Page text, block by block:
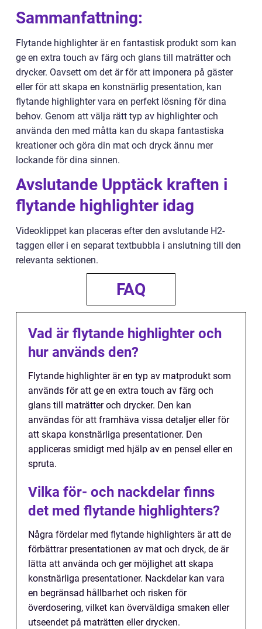
Sammanfattning:
Flytande highlighter är en fantastisk produkt som kan
ge en extra touch av färg och glans till maträtter och
drycker. Oavsett om det är för att imponera på gäster
eller för att skapa en konstnärlig presentation, kan
flytande highlighter vara en perfekt lösning för dina
behov. Genom att välja rätt typ av highlighter och
använda den med måtta kan du skapa fantastiska
kreationer och göra din mat och dryck ännu mer
lockande för dina sinnen.
Avslutande Upptäck kraften i
flytande highlighter idag
Videoklippet kan placeras efter den avslutande H2-
taggen eller i en separat textbubbla i anslutning till den
relevanta sektionen.
FAQ
Vad är flytande highlighter och
hur används den?
Flytande highlighter är en typ av matprodukt som
används för att ge en extra touch av färg och
glans till maträtter och drycker. Den kan
användas för att framhäva vissa detaljer eller för
att skapa konstnärliga presentationer. Den
appliceras smidigt med hjälp av en pensel eller en
spruta.
Vilka för- och nackdelar finns
det med flytande highlighters?
Några fördelar med flytande highlighters är att de
förbättrar presentationen av mat och dryck, de är
lätta att använda och ger möjlighet att skapa
konstnärliga presentationer. Nackdelar kan vara
en begränsad hållbarhet och risken för
överdosering, vilket kan överväldiga smaken eller
utseendet på maträtten eller drycken.